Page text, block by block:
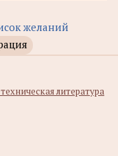
желаний
литература